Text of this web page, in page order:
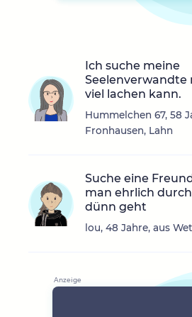
Ich suche meine
Seelenverwandte
viel lachen kann.
Hummelchen 67, 58
Fronhausen, Lahn
Suche eine
man ehrlich
dünn geht
lou, 48 Jahre, aus